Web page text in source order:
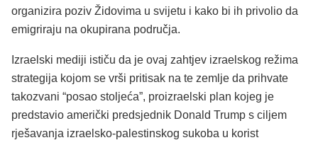
organizira poziv Židovima u svijetu i kako bi ih privolio da
emigriraju na okupirana područja.
Izraelski mediji ističu da je ovaj zahtjev izraelskog režima
strategija kojom se vrši pritisak na te zemlje da prihvate
takozvani “posao stoljeća”, proizraelski plan kojeg je
predstavio američki predsjednik Donald Trump s ciljem
rješavanja izraelsko-palestinskog sukoba u korist